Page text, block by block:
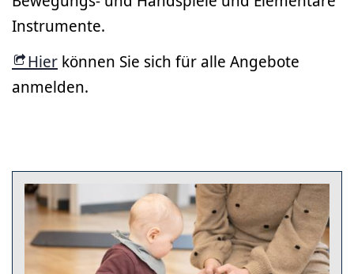
Instrumente.
Hier können Sie sich für alle Angebote
anmelden.